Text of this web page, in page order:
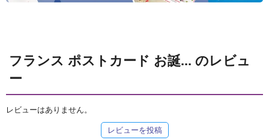
フランス ポストカード お誕... のレビュ
ー
レビューはありません。
レビューを投稿